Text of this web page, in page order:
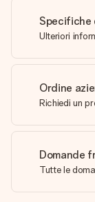
Specifiche
Ulteriori
Ordine
Richiedi un
Domande
Tutte le